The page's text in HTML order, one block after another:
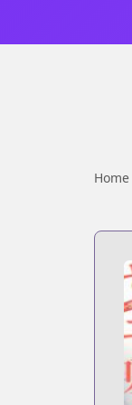
Home